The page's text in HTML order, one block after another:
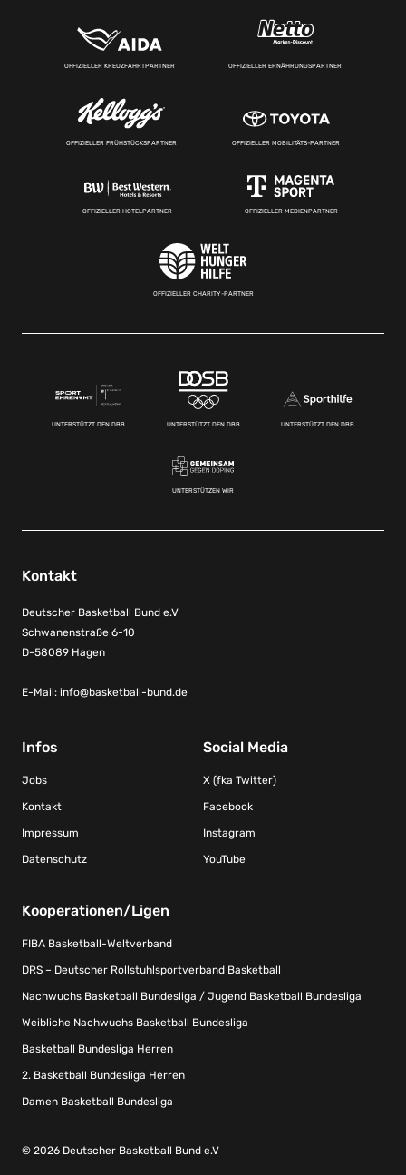
OFFIZIELLER KREUZFAHRTPARTNER OFFIZIELLER ERNÄHRUNGSPARTNER
OFFIZIELLER FRÜHSTÜCKSPARTNER OFFIZIELLER MOBILITÄTS-PARTNER
OFFIZIELLER HOTELPARTNER OFFIZIELLER MEDIENPARTNER
OFFIZIELLER CHARITY-PARTNER
UNTERSTÜTZT DEN DBB UNTERSTÜTZT DEN DBB UNTERSTÜTZT DEN DBB
UNTERSTÜTZEN WIR
Kontakt
Deutscher Basketball Bund e.V
Schwanenstraße 6-10
D-58089 Hagen
E-Mail: info@basketball-bund.de
Infos
Jobs
Kontakt
Impressum
Datenschutz
Social Media
X (fka Twitter)
Facebook
Instagram
YouTube
Kooperationen/Ligen
FIBA Basketball-Weltverband
DRS – Deutscher Rollstuhlsportverband Basketball
Nachwuchs Basketball Bundesliga / Jugend Basketball Bundesliga
Weibliche Nachwuchs Basketball Bundesliga
Basketball Bundesliga Herren
2. Basketball Bundesliga Herren
Damen Basketball Bundesliga
© 2026 Deutscher Basketball Bund e.V